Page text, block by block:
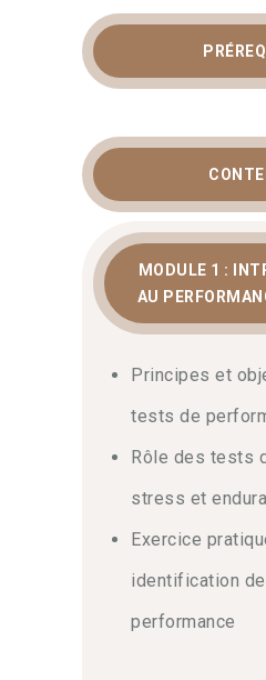
MODULE 1 :
AU
Principes et
tests de
Rôle des tests
stress et
Exercice
identification
performance